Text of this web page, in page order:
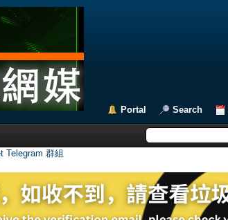
Portal Search
Telegram 群組